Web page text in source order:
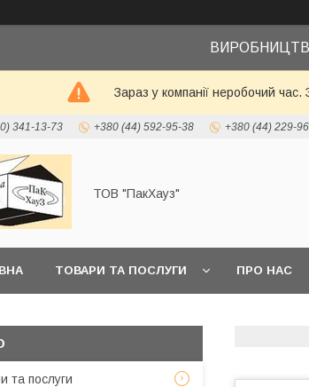
Зараз у компанії неробочий
341-13-73 +380 (44) 592-95-38 +380 (44) 229-
ТОВ "ПакХауз"
ТОВАРИ ТА ПОСЛУГИ ПРО НАС
та послуги